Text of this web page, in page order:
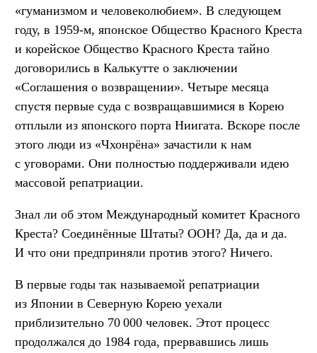
«гуманизмом и человеколюбием». В следующем
году, в 1959-м, японское Общество Красного Креста
и корейское Общество Красного Креста тайно
договорились в Калькутте о заключении
«Соглашения о возвращении». Четыре месяца
спустя первые суда с возвращавшимися в Корею
отплыли из японского порта Ниигата. Вскоре после
этого люди из «Чхонрёна» зачастили к нам
с уговорами. Они полностью поддерживали идею
массовой репатриации.
Знал ли об этом Международный комитет Красного
Креста? Соединённые Штаты? ООН? Да, да и да.
И что они предприняли против этого? Ничего.
В первые годы так называемой репатриации
из Японии в Северную Корею уехали
приблизительно 70 000 человек. Этот процесс
продолжался до 1984 года, прервавшись лишь